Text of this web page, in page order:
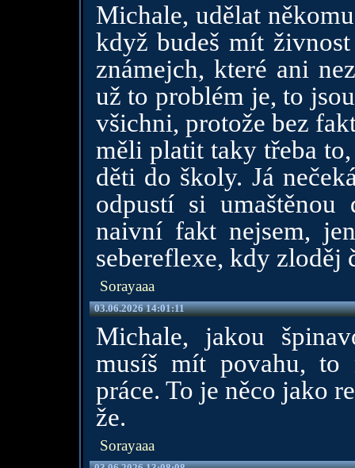
Michale, udělat
když budeš mít
známejch, které ani
už to problém je, to
všichni, protože bez
měli platit taky třeba
děti do školy. Já
odpustí si umaštěnou
naivní fakt nejsem,
sebereflexe, kdy
Sorayaaa
03.06.2026 14:01:11
Michale, jakou
musíš mít povahu, to
práce. To je něco jako
že.
Sorayaaa